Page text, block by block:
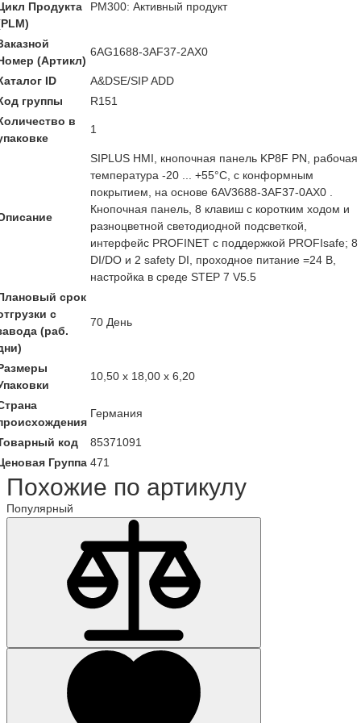
Продукта
PM300: Активный продукт
(Артикл)
6AG1688-3AF37-2AX0
ID
A&DSE/SIP ADD
группы
R151
в
1
SIPLUS HMI, кнопочная панель KP8F PN, рабочая
температура -20 ... +55°C, с конформным
покрытием, на основе 6AV3688-3AF37-0AX0 .
Кнопочная панель, 8 клавиш с коротким ходом и
разноцветной светодиодной подсветкой,
интерфейс PROFINET с поддержкой PROFIsafe; 8
DI/DO и 2 safety DI, проходное питание =24 В,
настройка в среде STEP 7 V5.5
срок
с
(раб.
70 День
10,50 x 18,00 x 6,20
Германия
код
85371091
Группа 471
Похожие по артикулу
Популярный